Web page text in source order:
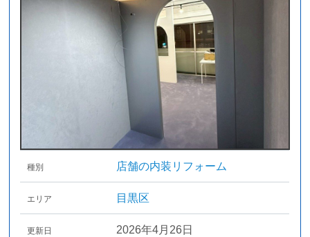
種別 店舗の内装リフォーム
エリア 目黒区
更新日 2026年4月26日